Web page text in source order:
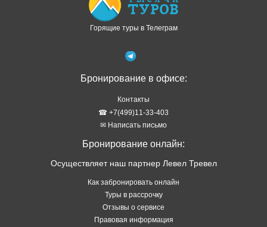
Горящие туры в Телеграм
Бронирование в офисе:
Контакты
☎ +7(499)11-33-403
✉ Написать письмо
Бронирование онлайн:
Осуществляет наш партнер Левел Тревел
Как забронировать онлайн
Туры в рассрочку
Отзывы о сервисе
Правовая информация